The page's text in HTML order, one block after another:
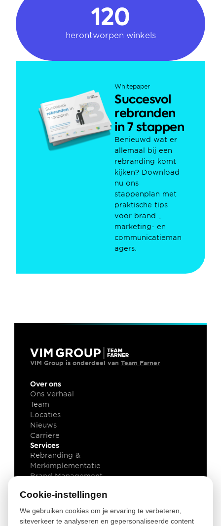
120
herontworpen winkels
Whitepaper
Succesvol
rebranden
in 7 stappen
Benieuwd wat er
allemaal bij een
rebranding komt
kijken? Download
nu ons
stappenplan met
praktische tips
voor brand-,
marketing- en
communicatieman
agers.
VIM Group is onderdeel van Team Farner
Over ons
Ons verhaal
Team
Locaties
Nieuws
Carriere
Services
Rebranding &
Merkimplementatie
Brand Management
Kennis
Insights
Cookie-instellingen
We gebruiken cookies om je ervaring te verbeteren,
siteverkeer te analyseren en gepersonaliseerde content